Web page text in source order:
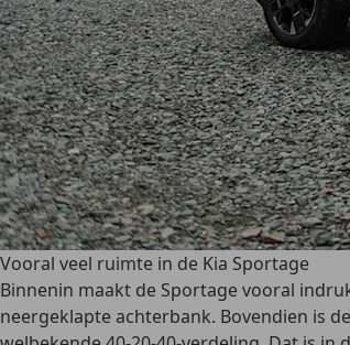
Vooral veel ruimte in de Kia Sportage
Binnenin maakt de Sportage vooral
neergeklapte achterbank. Bovendien is